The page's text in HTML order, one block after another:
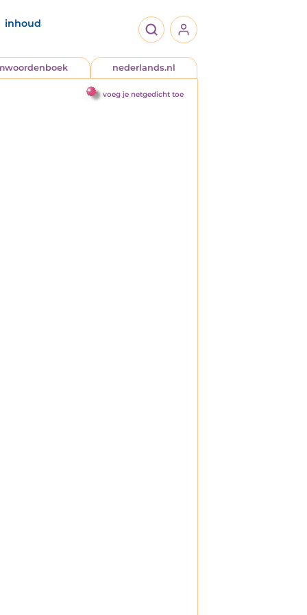
inhoud
nederlands.nl
voeg je netgedicht toe